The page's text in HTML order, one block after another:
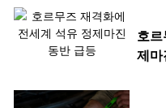
호
제마